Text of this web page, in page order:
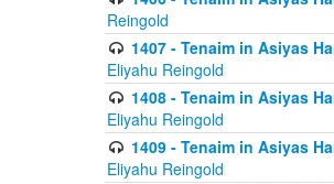
Reingold
1407 - Tenaim in Asiyas
Eliyahu Reingold
1408 - Tenaim in Asiyas
Eliyahu Reingold
1409 - Tenaim in Asiyas
Eliyahu Reingold